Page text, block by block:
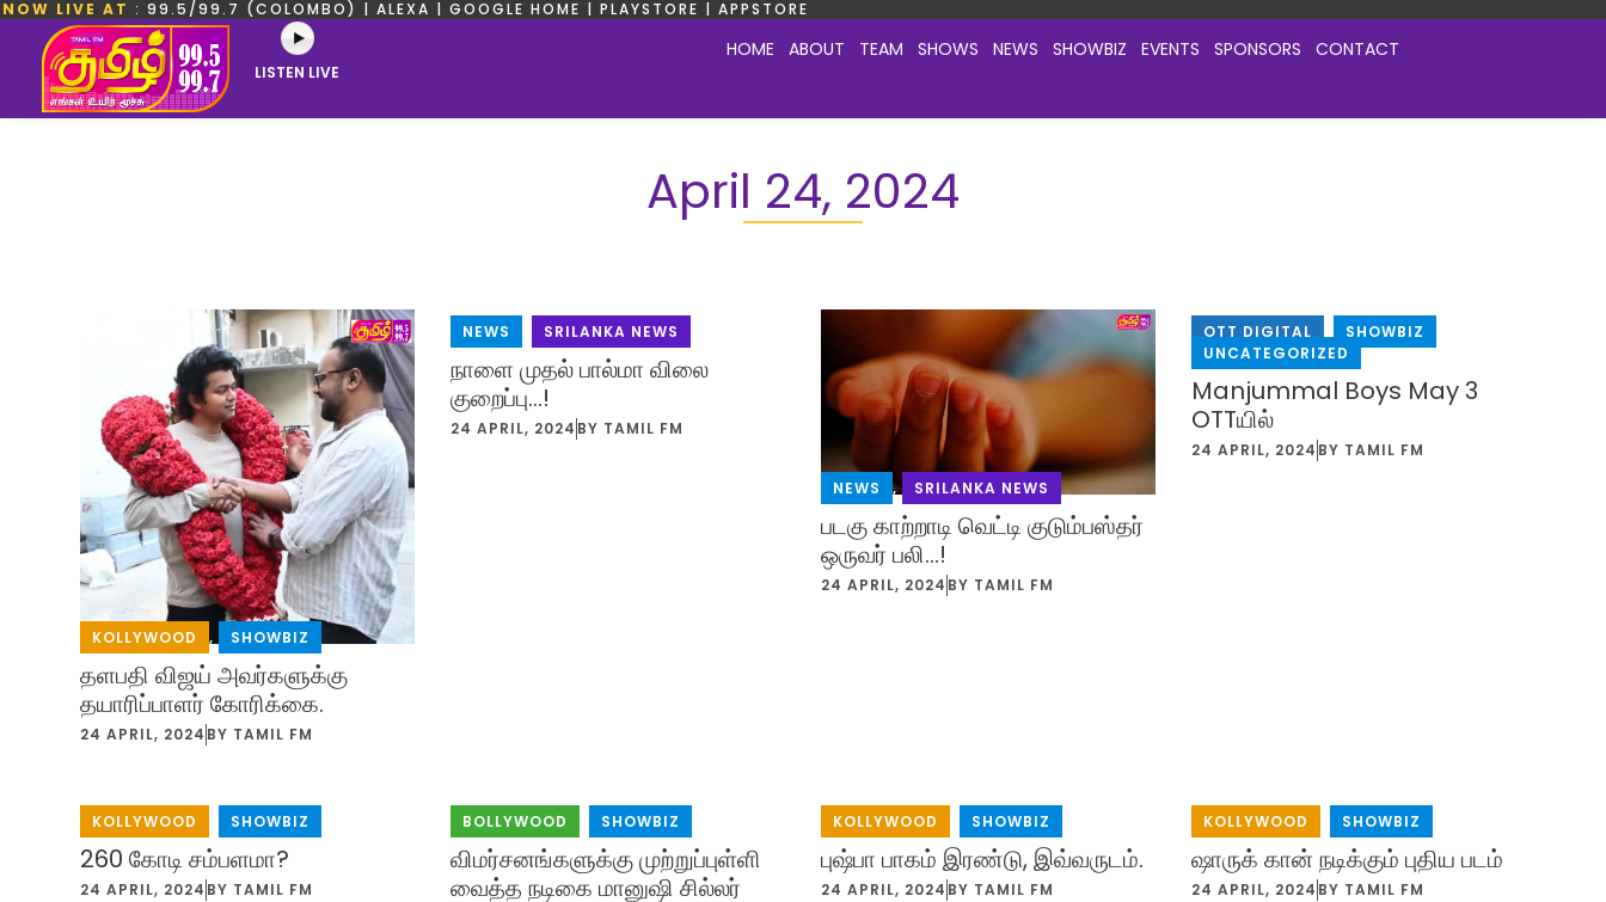
NOW LIVE AT : 99.5/99.7 (COLOMBO) | ALEXA | GOOGLE HOME | PLAYSTORE | APPSTORE
LISTEN LIVE
HOME ABOUT TEAM SHOWS NEWS SHOWBIZ EVENTS SPONSORS CONTACT
April 24, 2024
KOLLYWOOD , SHOWBIZ
தளபதி விஜய் அவர்களுக்கு
தயாரிப்பாளர் கோரிக்கை.
24 APRIL, 2024 BY TAMIL FM
NEWS SRILANKA NEWS
நாளை முதல் பால்மா விலை
குறைப்பு…!
24 APRIL, 2024 BY TAMIL FM
NEWS , SRILANKA NEWS
படகு காற்றாடி வெட்டி குடும்பஸ்தர்
ஒருவர் பலி…!
24 APRIL, 2024 BY TAMIL FM
OTT DIGITAL SHOWBIZ
UNCATEGORIZED
Manjummal Boys May 3
OTTயில்
24 APRIL, 2024 BY TAMIL FM
KOLLYWOOD SHOWBIZ
260 கோடி சம்பளமா?
24 APRIL, 2024 BY TAMIL FM
BOLLYWOOD SHOWBIZ
விமர்சனங்களுக்கு முற்றுப்புள்ளி
வைத்த நடிகை மானுஷி சில்லர்
KOLLYWOOD SHOWBIZ
புஷ்பா பாகம் இரண்டு, இவ்வருடம்.
24 APRIL, 2024 BY TAMIL FM
KOLLYWOOD SHOWBIZ
ஷாருக் கான் நடிக்கும் புதிய படம்
24 APRIL, 2024 BY TAMIL FM